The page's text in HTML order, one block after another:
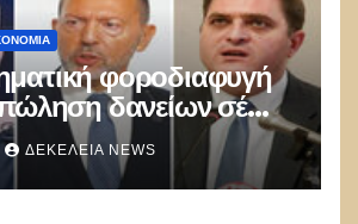
φοροδιαφυγή
δανείων σέ
ΔΕΚΈΛΕΙΑ NEWS